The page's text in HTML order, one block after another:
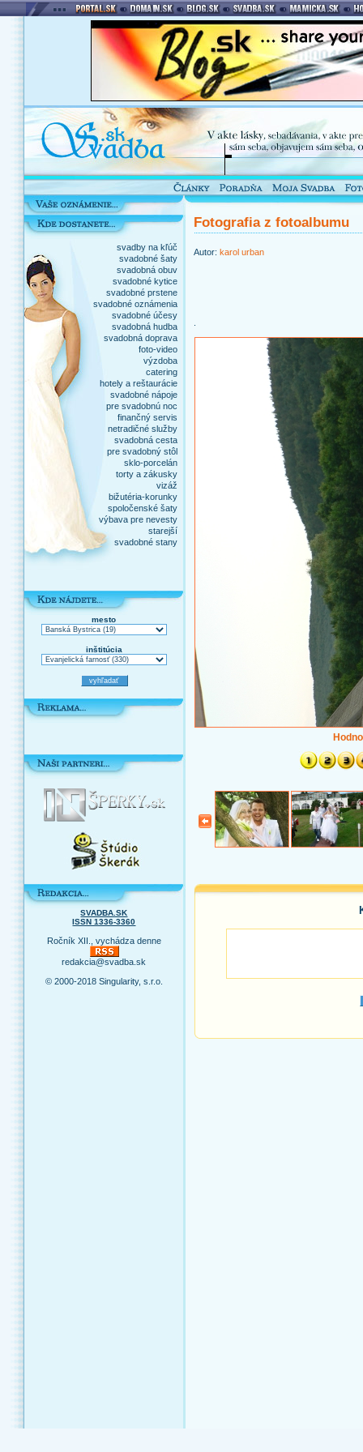
svadby na kľúč
svadobné šaty
svadobná obuv
svadobné kytice
svadobné prstene
svadobné oznámenia
svadobné účesy
svadobná hudba
svadobná doprava
foto-video
výzdoba
catering
hotely a reštaurácie
svadobné nápoje
pre svadobnú noc
finančný servis
netradičné služby
svadobná cesta
pre svadobný stôl
sklo-porcelán
torty a zákusky
vizáž
bižutéria-korunky
spoločenské šaty
výbava pre nevesty
starejší
svadobné stany
mesto
inštitúcia
SVADBA.SK
ISSN 1336-3360
Ročník XII., vychádza denne
redakcia@svadba.sk
© 2000-2018 Singularity, s.r.o.
Fotografia z fotoalbumu
Autor:karol urban